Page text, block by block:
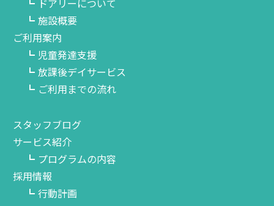
ドアリーについて
施設概要
ご利用案内
児童発達支援
放課後デイサービス
ご利用までの流れ
スタッフブログ
サービス紹介
プログラムの内容
採用情報
行動計画